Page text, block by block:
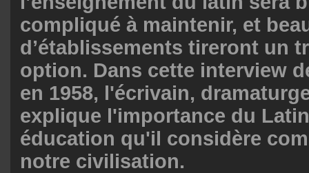
compliqué à maintenir, et
d’établissements tireront un
option. Dans cette interview
en 1958, l'écrivain,
explique l'importance du
éducation qu'il considère
notre civilisation.